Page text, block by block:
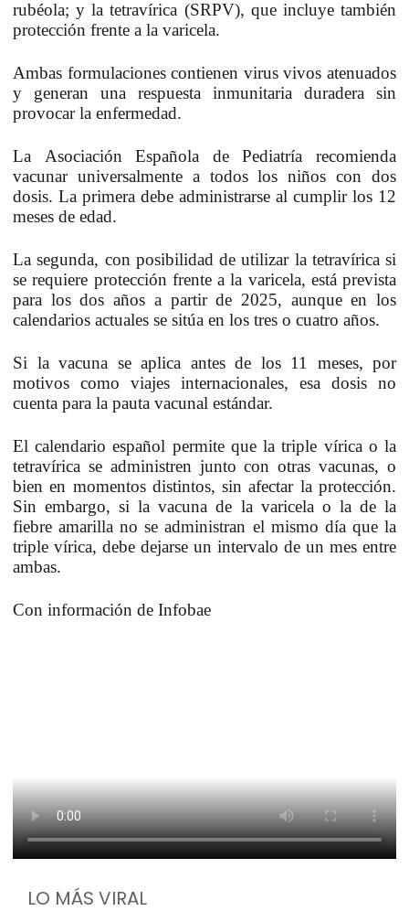
rubéola; y latetravírica (SRPV), que incluye también
protección frente a la varicela.
Ambas formulaciones contienen virus vivos atenuados
y generan una respuesta inmunitaria duradera sin
provocar la enfermedad.
La Asociación Española de Pediatría recomienda
vacunar universalmente a todos los niños con dos
dosis. La primera debe administrarse al cumplir los 12
meses de edad.
La segunda, con posibilidad de utilizar la tetravírica si
se requiere protección frente a la varicela, está prevista
para los dos años a partir de 2025, aunque en los
calendarios actuales se sitúa en los tres o cuatro años.
Si la vacuna se aplica antes de los 11 meses, por
motivos como viajes internacionales, esa dosis no
cuenta para la pauta vacunal estándar.
El calendario español permite que la triple vírica o la
tetravírica se administren junto con otras vacunas, o
bien en momentos distintos, sin afectar la protección.
Sin embargo, si la vacuna de la varicela o la de la
fiebre amarilla no se administran el mismo día que la
triple vírica, debe dejarse un intervalo de un mes entre
ambas.
Con información de Infobae
LO MÁS VIRAL